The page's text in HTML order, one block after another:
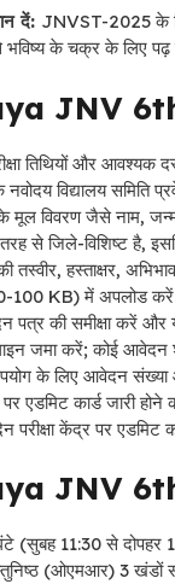
दें: JNVST-2025 के
के चक्र के लिए पढ़
JNV
तिथियों और आवश्यक
नवोदय विद्यालय समिति
के मूल विवरण जैसे नाम,
से जिले-विशिष्ट है,
तस्वीर, हस्ताक्षर,
100 KB) में अपलोड
पत्र की समीक्षा करें और
जमा करें; कोई आवेदन
के लिए आवेदन
पर एडमिट कार्ड जारी
परीक्षा केंद्र पर
JNV
(सुबह 11:30 से दोपहर
(ओएमआर) 3